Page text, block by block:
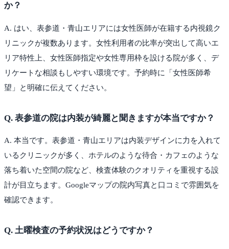
か？
A. はい、表参道・青山エリアには女性医師が在籍する内視鏡ク
リニックが複数あります。女性利用者の比率が突出して高いエ
リア特性上、女性医師指定や女性専用枠を設ける院が多く、デ
リケートな相談もしやすい環境です。予約時に「女性医師希
望」と明確に伝えてください。
Q. 表参道の院は内装が綺麗と聞きますが本当ですか？
A. 本当です。表参道・青山エリアは内装デザインに力を入れて
いるクリニックが多く、ホテルのような待合・カフェのような
落ち着いた空間の院など、検査体験のクオリティを重視する設
計が目立ちます。Googleマップの院内写真と口コミで雰囲気を
確認できます。
Q. 土曜検査の予約状況はどうですか？